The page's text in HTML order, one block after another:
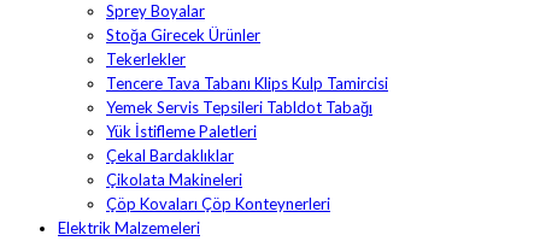
Sprey Boyalar
Stoğa Girecek Ürünler
Tekerlekler
Tencere Tava Tabanı Klips Kulp Tamircisi
Yemek Servis Tepsileri Tabldot Tabağı
Yük İstifleme Paletleri
Çekal Bardaklıklar
Çikolata Makineleri
Çöp Kovaları Çöp Konteynerleri
Elektrik Malzemeleri